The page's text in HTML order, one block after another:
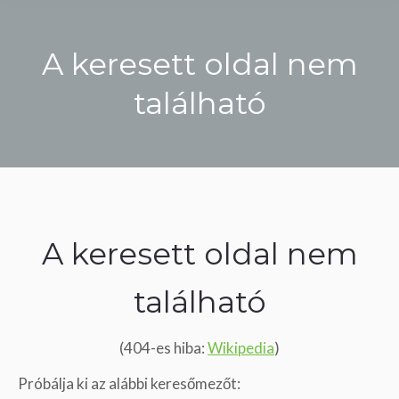
A keresett oldal nem
található
A keresett oldal nem
található
(404-es hiba:Wikipedia)
Próbálja ki az alábbi keresőmezőt: